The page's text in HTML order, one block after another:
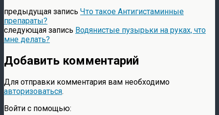
предыдущая запись Что такое Антигистаминные
препараты?
следующая запись Водянистые пузырьки на руках, что
мне делать?
Добавить комментарий
Для отправки комментария вам необходимо
авторизоваться.
Войти с помощью: